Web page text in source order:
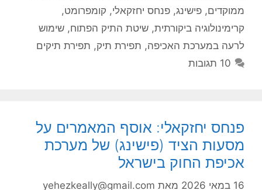
ממוקדים, פישינג, פנחס יחזקאלי, קומפרומט,
קרימינולוגיה ביקורתית, שיטת התיק הפתוח, שימוש
לרעה במערכת האכיפה, תפירת תיק, תפירת תיקים
10 תגובות
פנחס יחזקאלי: אוסף המאמרים על
מסעות הציד (פישינג) של מערכת
אכיפת החוק בישראל
16 במאי 2026 מאת yehezkeally@gmail.com